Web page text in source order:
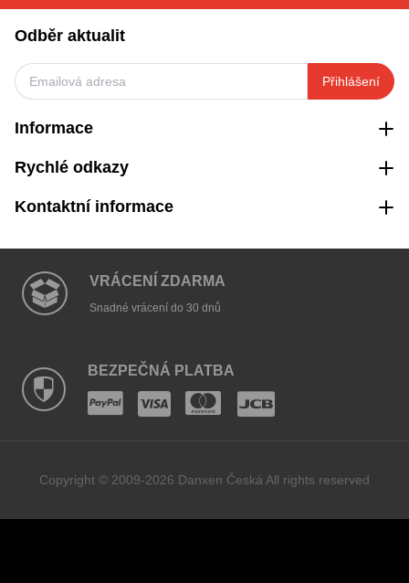
Odběr aktualit
Přihlášení
Informace
Rychlé odkazy
Kontaktní informace
VRÁCENÍ ZDARMA
Snadné vrácení do 30 dnů
BEZPEČNÁ PLATBA
Copyright © 2009-2026 Danxen Česká All rights reserved